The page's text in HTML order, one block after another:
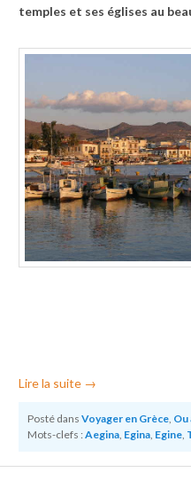
temples et ses églises au
Lire la suite →
Posté dans Voyager en Grèce, Ou
Mots-clefs : Aegina, Egina, Egine,